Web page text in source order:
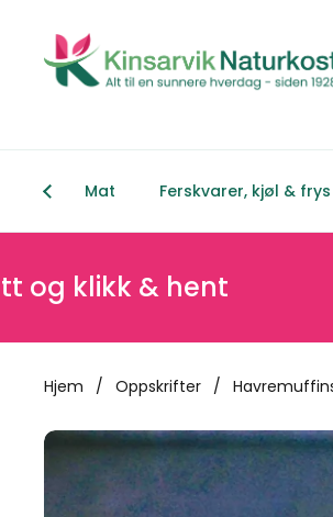
Mat Ferskvarer, kjøl & frys
Hjem / Oppskrifter /